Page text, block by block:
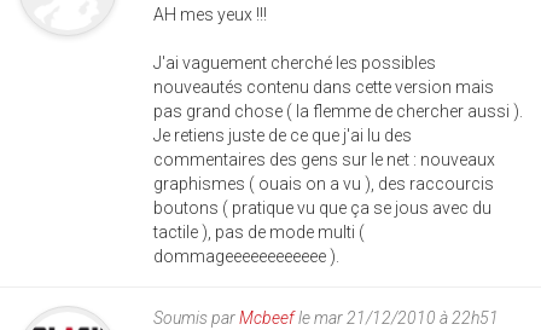
AH mes yeux !!!
J'ai vaguement cherché les possibles
nouveautés contenu dans cette version mais
pas grand chose ( la flemme de chercher aussi ).
Je retiens juste de ce que j'ai lu des
commentaires des gens sur le net : nouveaux
graphismes ( ouais on a vu ), des raccourcis
boutons ( pratique vu que ça se jous avec du
tactile ), pas de mode multi (
dommageeeeeeeeeeee ).
Soumis parMcbeefle mar 21/12/2010 à 22h51